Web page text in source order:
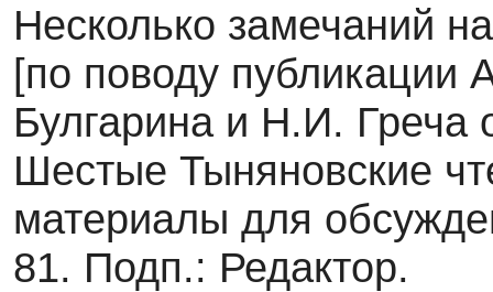
Несколько замечаний
[по поводу публикации
Булгарина и Н.И. Греча
Шестые Тыняновские
материалы для
81. Подп.: Редактор.